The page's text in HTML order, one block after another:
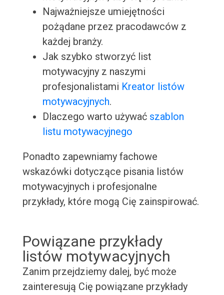
Najważniejsze umiejętności
pożądane przez pracodawców z
każdej branży.
Jak szybko stworzyć list
motywacyjny z naszymi
profesjonalistami Kreator listów
motywacyjnych.
Dlaczego warto używać szablon
listu motywacyjnego
Ponadto zapewniamy fachowe
wskazówki dotyczące pisania listów
motywacyjnych i profesjonalne
przykłady, które mogą Cię zainspirować.
Powiązane przykłady
listów motywacyjnych
Zanim przejdziemy dalej, być może
zainteresują Cię powiązane przykłady